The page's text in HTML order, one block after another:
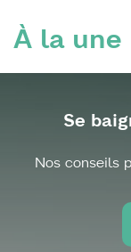
À la une
Se
Nos conseils